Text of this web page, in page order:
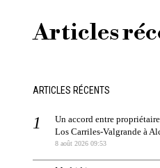
Articles
ARTICLES RÉCENTS
Un accord entre
Los Carriles-Valgrande à
8 août 2026 09:53